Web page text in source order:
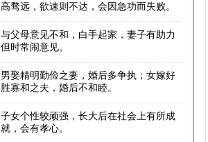
高骛远，欲速则不达，会因急功而失败。
与父母意见不和，白手起家，妻子有助力
但时常闹意见。
男娶精明勤俭之妻，婚后多争执；女嫁好
胜寡和之夫，婚后不和睦。
子女个性较顽强，长大后在社会上有所成
就，会有孝心。